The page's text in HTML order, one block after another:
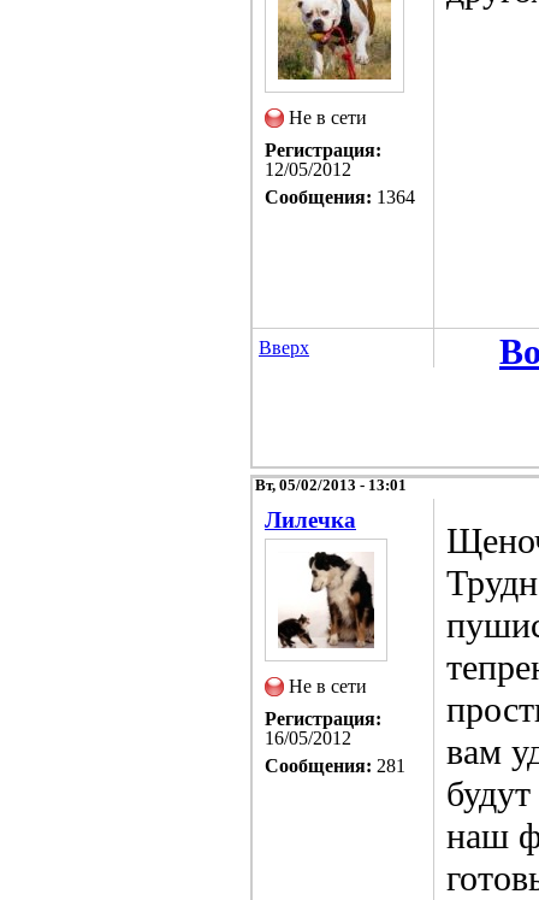
Не в сети
Регистрация:
12/05/2012
Сообщения: 1364
Вверх
Вт, 05/02/2013 - 13:01
Лилечка
Не в сети
Регистрация:
16/05/2012
Сообщения: 281
вам
наш